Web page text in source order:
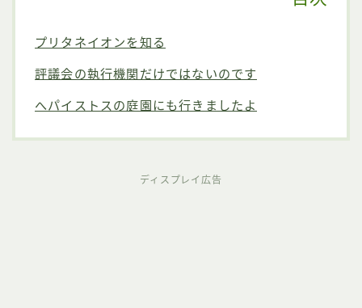
プリタネイオンを知る
評議会の執行機関だけではないのです
へパイストスの庭園にも行きましたよ
ディスプレイ広告